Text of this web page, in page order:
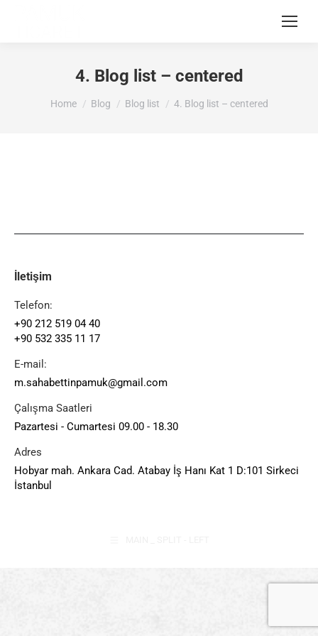
4. Blog list – centered
You are here:
Home Blog Blog list 4. Blog list – centered
İletişim
Telefon:
+90 212 519 04 40
+90 532 335 11 17
E-mail:
m.sahabettinpamuk@gmail.com
Çalışma Saatleri
Pazartesi - Cumartesi 09.00 - 18.30
Adres
Hobyar mah. Ankara Cad. Atabay İş Hanı Kat 1 D:101 Sirkeci
İstanbul